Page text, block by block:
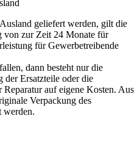
geliefert werden, gilt die
von zur Zeit 24 Monate für
für Gewerbetreibende
dann besteht nur die
Ersatzteile oder die
Reparatur auf eigene Kosten. Aus
Verpackung des
werden.